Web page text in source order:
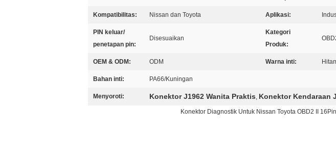
Kompatibilitas: Nissan dan Toyota Aplikasi:
PIN keluar/
penetapan pin:
Disesuaikan
Kategori
Produk:
OEM & ODM: ODM Warna inti:
Bahan inti: PA66/Kuningan
Menyoroti: Konektor J1962 Wanita Praktis, Konektor Kendaraan
Konektor Diagnostik Untuk Nissan Toyota OBD2 II